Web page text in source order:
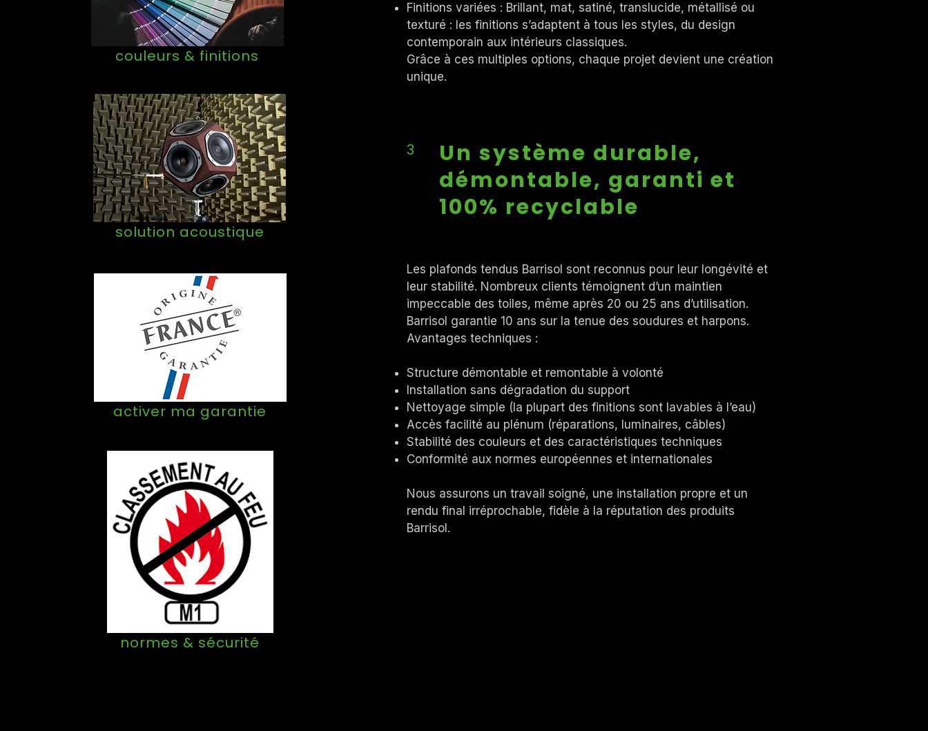
couleurs & finitions
solution acoustique
activer ma garantie
normes & sécurité
Finitions variées : Brillant, mat, satiné, translucide, métallisé ou
texturé : les finitions s’adaptent à tous les styles, du design
contemporain aux intérieurs classiques.
Grâce à ces multiples options, chaque projet devient une création
unique.
3
Un système durable,
démontable, garanti et
100% recyclable
Les plafonds tendus Barrisol sont reconnus pour leur longévité et
leur stabilité. Nombreux clients témoignent d’un maintien
impeccable des toiles, même après 20 ou 25 ans d’utilisation.
Barrisol garantie 10 ans sur la tenue des soudures et harpons.
Avantages techniques :
Structure démontable et remontable à volonté
Installation sans dégradation du support
Nettoyage simple (la plupart des finitions sont lavables à l’eau)
Accès facilité au plénum (réparations, luminaires, câbles)
Stabilité des couleurs et des caractéristiques techniques
Conformité aux normes européennes et internationales
Nous assurons un travail soigné, une installation propre et un
rendu final irréprochable, fidèle à la réputation des produits
Barrisol.